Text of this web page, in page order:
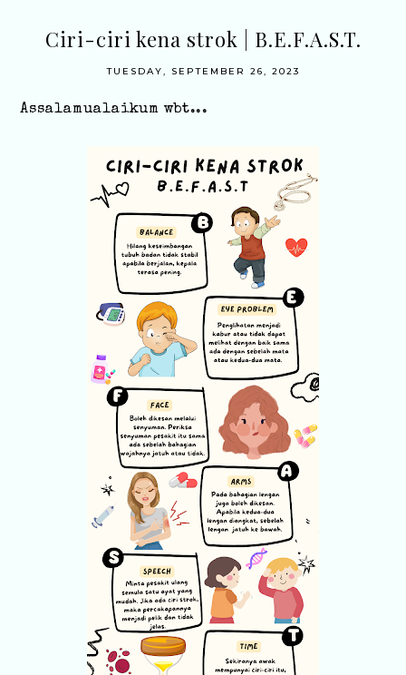
Ciri-ciri kena strok | B.E.F.A.S.T.
TUESDAY, SEPTEMBER 26, 2023
Assalamualaikum wbt...